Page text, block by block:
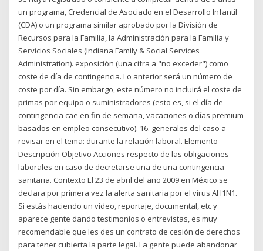
un programa, Credencial de Asociado en el Desarrollo Infantil
(CDA) o un programa similar aprobado por la División de
Recursos para la Familia, la Administración para la Familia y
Servicios Sociales (Indiana Family & Social Services
Administration). exposición (una cifra a "no exceder") como
coste de día de contingencia. Lo anterior será un número de
coste por día. Sin embargo, este número no incluirá el coste de
primas por equipo o suministradores (esto es, si el día de
contingencia cae en fin de semana, vacaciones o días premium
basados en empleo consecutivo). 16. generales del caso a
revisar en el tema: durante la relación laboral. Elemento
Descripción Objetivo Acciones respecto de las obligaciones
laborales en caso de decretarse una de una contingencia
sanitaria. Contexto El 23 de abril del año 2009 en México se
declara por primera vez la alerta sanitaria por el virus AH1N1.
Si estás haciendo un vídeo, reportaje, documental, etc y
aparece gente dando testimonios o entrevistas, es muy
recomendable que les des un contrato de cesión de derechos
para tener cubierta la parte legal. La gente puede abandonar